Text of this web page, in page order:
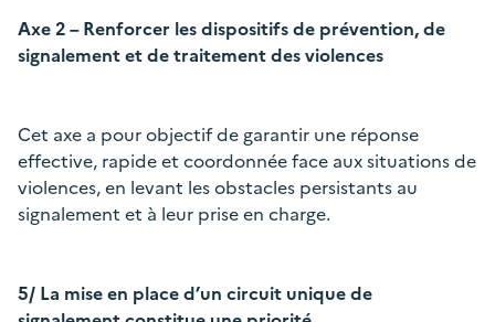
Axe 2 – Renforcer les dispositifs de prévention, de
signalement et de traitement des violences
Cet axe a pour objectif de garantir une réponse
effective, rapide et coordonnée face aux situations de
violences, en levant les obstacles persistants au
signalement et à leur prise en charge.
5/ La mise en place d’un circuit unique de